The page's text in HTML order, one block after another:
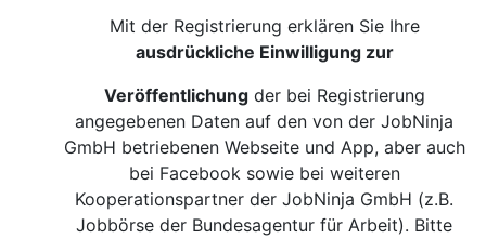
Mit der Registrierung erklären Sie Ihre
ausdrückliche Einwilligung zur
Veröffentlichung der bei Registrierung
angegebenen Daten auf den von der JobNinja
GmbH betriebenen Webseite und App, aber auch
bei Facebook sowie bei weiteren
Kooperationspartner der JobNinja GmbH (z.B.
Jobbörse der Bundesagentur für Arbeit). Bitte